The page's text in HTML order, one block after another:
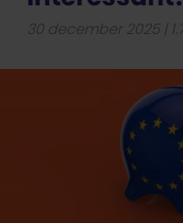
30 december 2025